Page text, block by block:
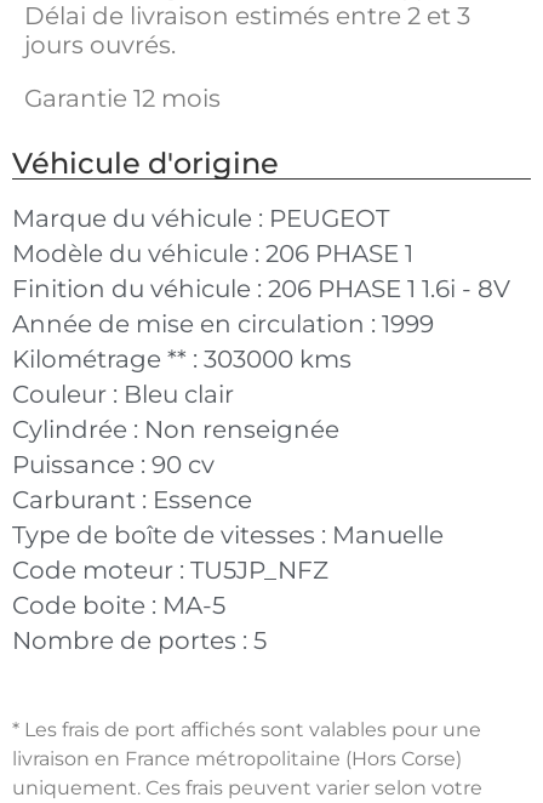
Délai de livraison estimés entre 2 et 3
jours ouvrés.
Garantie 12 mois
Véhicule d'origine
Marque du véhicule : PEUGEOT
Modèle du véhicule : 206 PHASE 1
Finition du véhicule : 206 PHASE 1 1.6i - 8V
Année de mise en circulation : 1999
Kilométrage ** : 303000 kms
Couleur : Bleu clair
Cylindrée : Non renseignée
Puissance : 90 cv
Carburant : Essence
Type de boîte de vitesses : Manuelle
Code moteur : TU5JP_NFZ
Code boite : MA-5
Nombre de portes : 5
* Les frais de port affichés sont valables pour une
livraison en France métropolitaine (Hors Corse)
uniquement. Ces frais peuvent varier selon votre